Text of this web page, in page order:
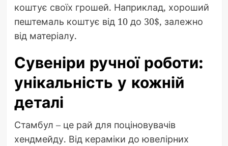
коштує своїх грошей. Наприклад, хороший
пештемаль коштує від 10 до 30$, залежно
від матеріалу.
Сувеніри ручної роботи:
унікальність у кожній
деталі
Стамбул – це рай для поціновувачів
хендмейду. Від кераміки до ювелірних